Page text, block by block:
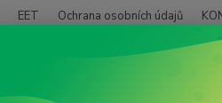
EET Ochrana osobních údajů